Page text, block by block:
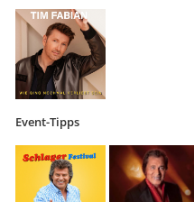
Event-Tipps